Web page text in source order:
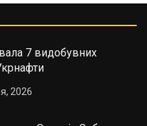
7 видобувних
2026